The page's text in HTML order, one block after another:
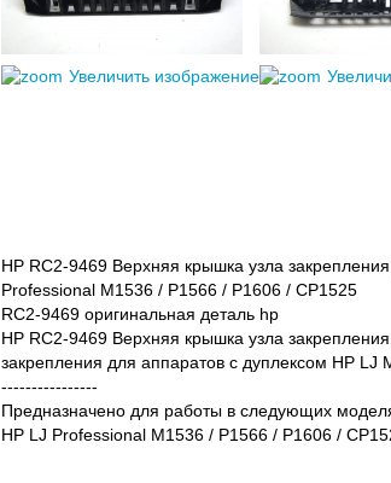
Увеличить изображение
HP RC2-9469 Верхняя крышка узла
Professional M1536 / P1566 / P1606 / CP1525
RC2-9469 оригинальная деталь hp
HP RC2-9469 Верхняя крышка узла
закрепления для аппаратов с дуплексом HP LJ
----------------
Предназначено для работы в следующих
HP LJ Professional M1536 / P1566 / P1606 /